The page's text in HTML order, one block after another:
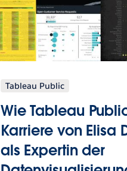
Tableau Public
Wie Tableau
Karriere von Elisa
als Expertin der